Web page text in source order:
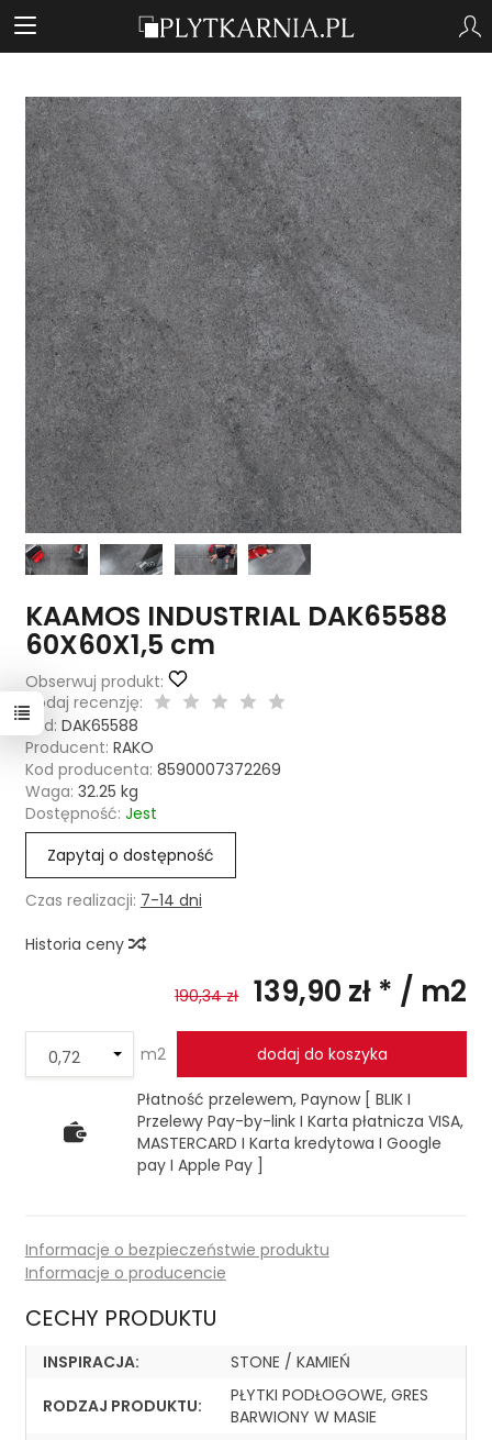
KAAMOS INDUSTRIAL DAK65588
60X60X1,5 cm
Obserwuj produkt:
Dodaj recenzję:
Kod: DAK65588
Producent: RAKO
Kod producenta: 8590007372269
Waga: 32.25 kg
Dostępność: Jest
Zapytaj o dostępność
Czas realizacji: 7-14 dni
Historia ceny
190,34 zł 139,90 zł * / m2
m2 dodaj do koszyka
Płatność przelewem, Paynow [ BLIK I
Przelewy Pay-by-link I Karta płatnicza VISA,
MASTERCARD I Karta kredytowa I Google
pay I Apple Pay ]
Informacje o bezpieczeństwie produktu
Informacje o producencie
CECHY PRODUKTU
INSPIRACJA:
STONE / KAMIEŃ
RODZAJ PRODUKTU:
PŁYTKI PODŁOGOWE, GRES
BARWIONY W MASIE
dniach produktem interesują się4osoby.